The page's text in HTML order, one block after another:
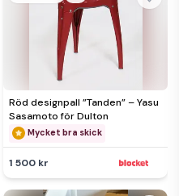
Röd designpall ”Tanden” – Yasu
Sasamoto för Dulton
Mycket bra skick
1 500 kr